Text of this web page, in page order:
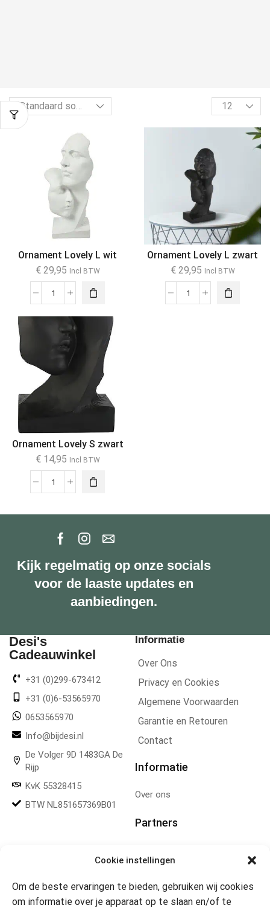
Cookie instellingen
Om de beste ervaringen te bieden, gebruiken wij cookies
om informatie over je apparaat op te slaan en/of te
Ornament Lovely L wit
€29,95 Incl BTW
Ornament Lovely L zwart
€29,95 Incl BTW
Ornament Lovely S zwart
€14,95 Incl BTW
Kijk regelmatig op onze socials
voor de laaste updates en
aanbiedingen.
Desi's
Cadeauwinkel
+31 (0)299-673412
+31 (0)6-53565970
0653565970
Info@bijdesi.nl
De Volger 9D 1483GA De
Rijp
KvK 55328415
BTW NL851657369B01
Informatie
Over Ons
Privacy en Cookies
Algemene Voorwaarden
Garantie en Retouren
Contact
Informatie
Over ons
Partners
Openingstijden